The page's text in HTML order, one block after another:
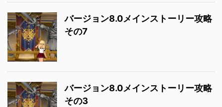
バージョン8.0メインストーリー攻略
その7
バージョン8.0メインストーリー攻略
その3